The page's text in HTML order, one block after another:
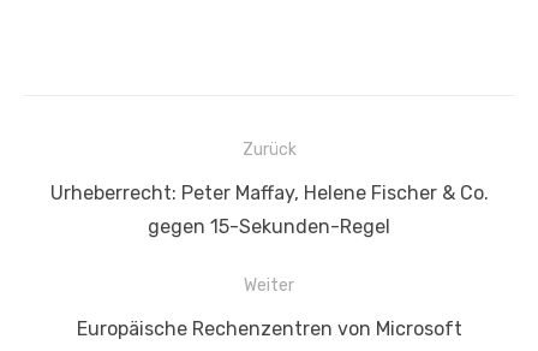
Beitragsnavigation
Zurück
Vorheriger
Urheberrecht: Peter Maffay, Helene Fischer & Co.
gegen 15-Sekunden-Regel​
Weiter
Nächster
Europäische Rechenzentren von Microsoft